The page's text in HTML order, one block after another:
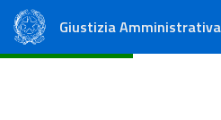
Giustizia Amministrativa